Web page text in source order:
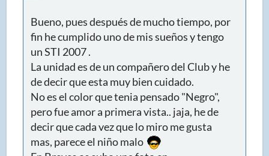
Bueno, pues después de mucho tiempo, por
fin he cumplido uno de mis sueños y tengo
un STI 2007 .
La unidad es de un compañero del Club y he
de decir que esta muy bien cuidado.
No es el color que tenia pensado "Negro",
pero fue amor a primera vista.. jaja, he de
decir que cada vez que lo miro me gusta
mas, parece el niño malo